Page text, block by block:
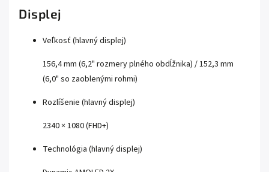
Displej
Veľkosť (hlavný displej)
156,4 mm (6,2" rozmery plného obdĺžnika) / 152,3 mm
(6,0" so zaoblenými rohmi)
Rozlíšenie (hlavný displej)
2340 × 1080 (FHD+)
Technológia (hlavný displej)